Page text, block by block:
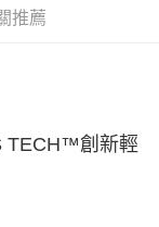
大直營門市／銀行轉
，商店將以您的個人
蒐集、處理及利用，
及更正。
推薦
TECH™創新輕